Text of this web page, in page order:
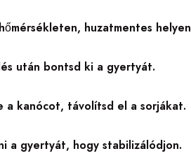
huzatmentes
után bontsd ki a gyertyát.
a kanócot, távolítsd el a sorjákat.
a gyertyát, hogy stabilizálódjon.